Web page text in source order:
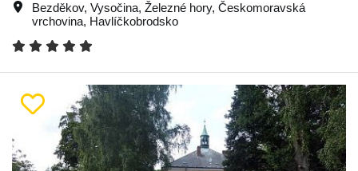
Bezděkov, Vysočina, Železné hory, Českomoravská
vrchovina, Havlíčkobrodsko